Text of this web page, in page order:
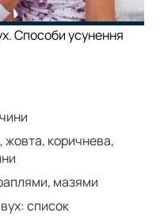
Способи усунення
жовта, коричнева,
мазями
список